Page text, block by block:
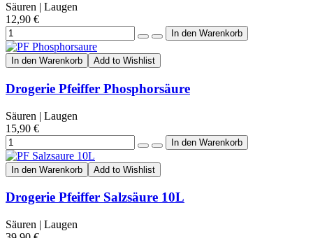
Säuren | Laugen
12,90 €
In den Warenkorb Add to Wishlist
Drogerie Pfeiffer Phosphorsäure
Säuren | Laugen
15,90 €
In den Warenkorb Add to Wishlist
Drogerie Pfeiffer Salzsäure 10L
Säuren | Laugen